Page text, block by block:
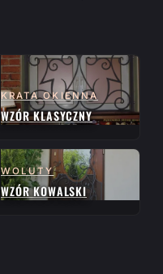
KRATA OKIENNA
WZÓR KLASYCZNY
WOLUTY
WZÓR KOWALSKI